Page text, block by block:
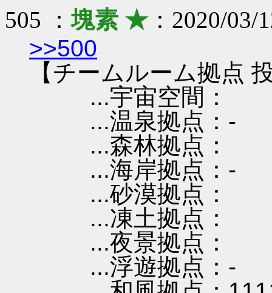
505 ：塊素 ★：2020/03/
>>500
【チームルーム拠点
...宇宙空間：
...温泉拠点：-
...森林拠点：
...海岸拠点：-
...砂漠拠点：
...凍土拠点：
...夜景拠点：
...浮遊拠点：-